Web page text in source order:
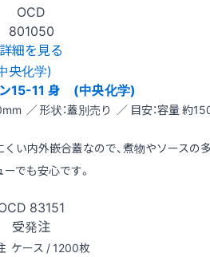
OCD
801050
詳細を見る
15-11 身 (中央化学)
／ 形状：蓋別売り ／ 目安：容量 約
い内外嵌合蓋なので、煮物やソースの
ーでも安心です。
83151
受発注
ケース / 1200枚